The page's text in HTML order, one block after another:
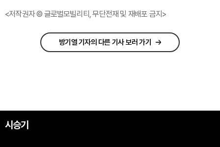
<저작권자 © 글로벌모빌리티, 무단전재 및 재배포 금지>
방기열 기자의 다른 기사 보러 가기
시승기